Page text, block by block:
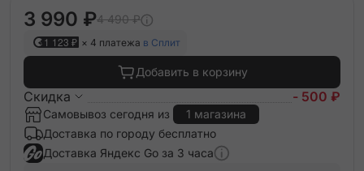
3 990 ₽4 490 ₽
1 123 ₽ × 4 платежа в Сплит
Добавить в корзину
Скидка - 500 ₽
Самовывоз сегодня из
1 магазина
Доставка по городу бесплатно
Доставка Яндекс Go за 3 часа